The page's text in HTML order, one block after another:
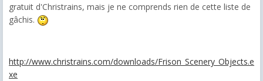
gratuit d'Christrains, mais je ne comprends rien de cette liste de
gâchis.
http://www.christrains.com/downloads/Frison_Scenery_Objects.e
xe